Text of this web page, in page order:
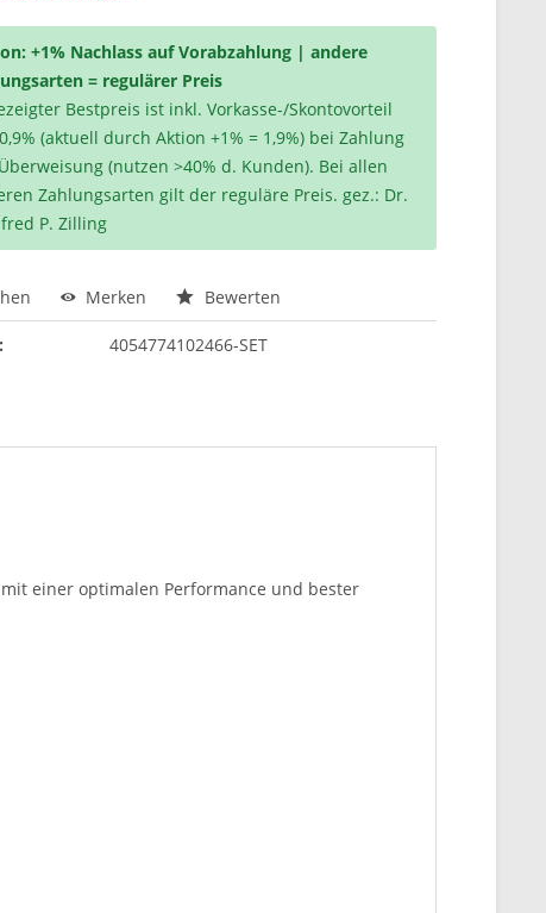
+1% Nachlass auf Vorabzahlung | andere
= regulärer Preis
Bestpreis ist inkl. Vorkasse-/Skontovorteil
(aktuell durch Aktion +1% = 1,9%) bei Zahlung
(nutzen >40% d. Kunden). Bei allen
Zahlungsarten gilt der reguläre Preis. gez.: Dr.
P. Zilling
Merken Bewerten
4054774102466-SET
einer optimalen Performance und bester